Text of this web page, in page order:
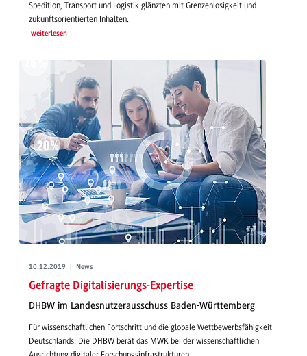
Spedition, Transport und Logistik glänzten mit Grenzenlosigkeit und
zukunftsorientierten Inhalten.
weiterlesen
10.12.2019 | News
Gefragte Digitalisierungs-Expertise
DHBW im Landesnutzerausschuss Baden-Württemberg
Für wissenschaftlichen Fortschritt und die globale Wettbewerbsfähigkeit
Deutschlands: Die DHBW berät das MWK bei der wissenschaftlichen